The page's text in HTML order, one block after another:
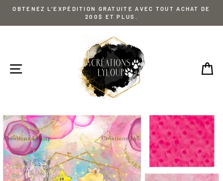
Passer
contenu
OBTENEZ L’EXPÉDITION GRATUITE AVEC TOUT ACHAT DE
200$ ET PLUS.